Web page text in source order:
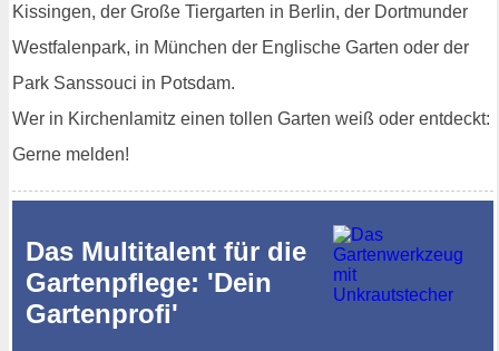
Kissingen, der Große Tiergarten in Berlin, der Dortmunder
Westfalenpark, in München der Englische Garten oder der
Park Sanssouci in Potsdam.
Wer in Kirchenlamitz einen tollen Garten weiß oder entdeckt:
Gerne melden!
Das Multitalent für die
Gartenpflege: 'Dein
Gartenprofi'